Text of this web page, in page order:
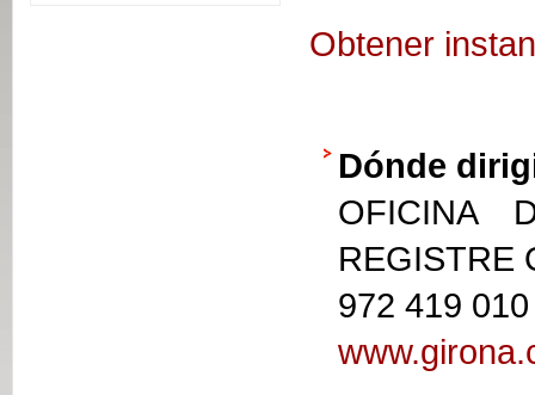
Obtener
Dónde
OFICINA
REGISTRE
972 419 010